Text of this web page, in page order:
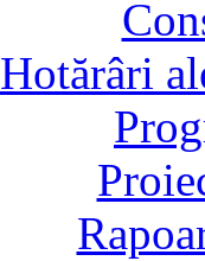
Hotărâri